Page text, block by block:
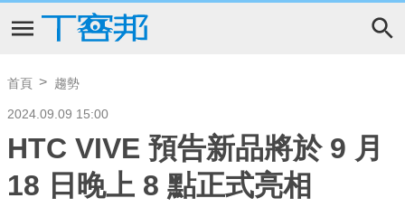
首頁 趨勢
2024.09.09 15:00
HTC VIVE 預告新品將於 9 月
18 日晚上 8 點正式亮相